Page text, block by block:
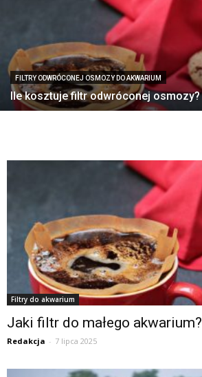
FILTRY ODWRÓCONEJ OSMOZY DO AKWARIUM
Ile kosztuje filtr odwróconej osmozy?
Filtry do akwarium
Jaki filtr do małego akwarium?
Redakcja - 7 lipca 2025